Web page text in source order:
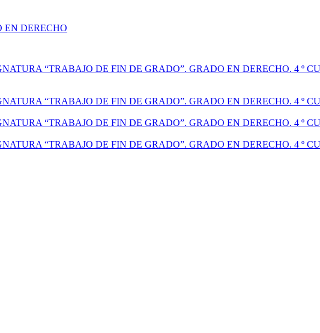
EN DERECHO
“TRABAJO DE FIN DE GRADO”. GRADO EN DERECHO. 4 º
“TRABAJO DE FIN DE GRADO”. GRADO EN DERECHO. 4 º
“TRABAJO DE FIN DE GRADO”. GRADO EN DERECHO. 4 º
“TRABAJO DE FIN DE GRADO”. GRADO EN DERECHO. 4 º